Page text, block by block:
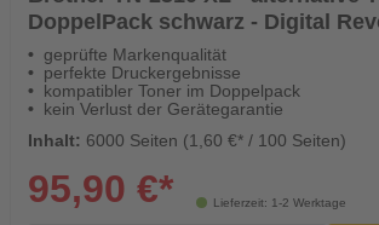
DoppelPack schwarz - Digital
geprüfte Markenqualität
perfekte Druckergebnisse
kompatibler Toner im Doppelpack
kein Verlust der Gerätegarantie
Inhalt: 6000 Seiten (1,60 €* / 100 Seiten)
Lieferzeit: 1-2 Werktage
95,90 €*